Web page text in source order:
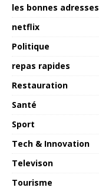
les bonnes adresses
netflix
Politique
repas rapides
Restauration
Santé
Sport
Tech & Innovation
Televison
Tourisme